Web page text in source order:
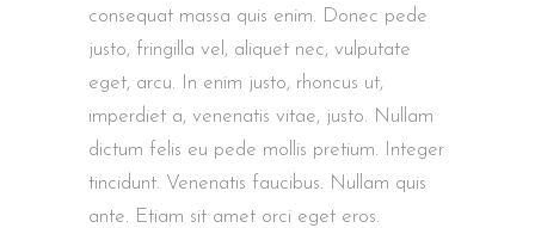
consequat massa quis enim. Donec pede
justo, fringilla vel, aliquet nec, vulputate
eget, arcu. In enim justo, rhoncus ut,
imperdiet a, venenatis vitae, justo. Nullam
dictum felis eu pede mollis pretium. Integer
tincidunt. Venenatis faucibus. Nullam quis
ante. Etiam sit amet orci eget eros.